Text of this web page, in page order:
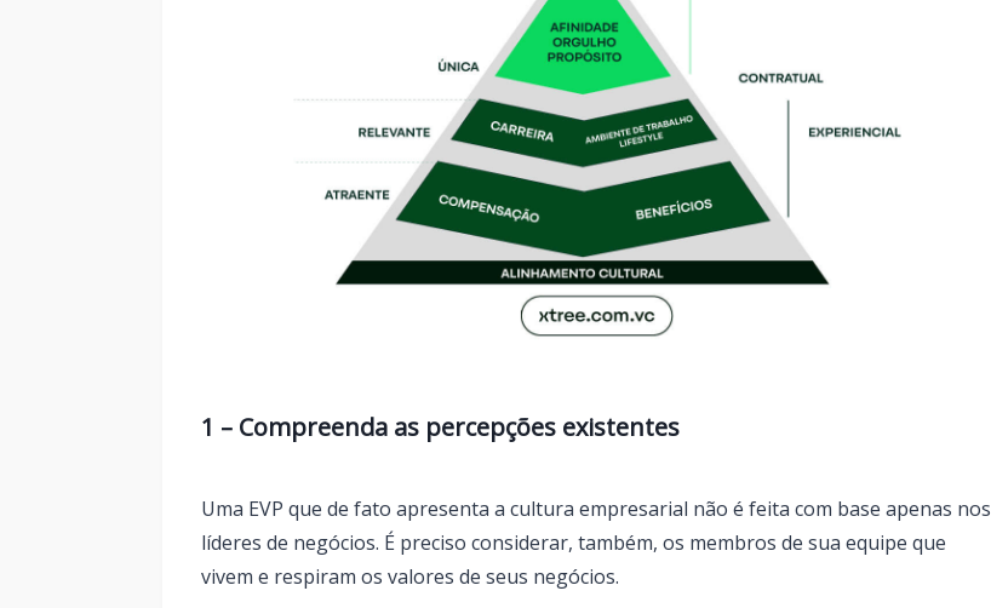
1 – Compreenda as percepções existentes
Uma EVP que de fato apresenta a cultura empresarial não é feita com base apenas nos
líderes de negócios. É preciso considerar, também, os membros de sua equipe que
vivem e respiram os valores de seus negócios.